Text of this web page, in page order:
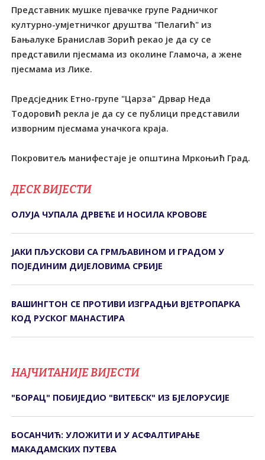
Представник мушке пјевачке групе Радничког
културно-умјетничког друштва "Пелагић" из
Бањалуке Бранислав Зорић рекао је да су се
представили пјесмама из околине Гламоча, а жене
пјесмама из Лике.
Предсједник Етно-групе "Царза" Дрвар Неда
Тодоровић рекла је да су се публици представили
изворним пјесмама уначкога краја.
Покровитељ манифестаје је општина Мркоњић Град.
ДЕСК ВИЈЕСТИ
ОЛУЈА ЧУПАЛА ДРВЕЋЕ И НОСИЛА КРОВОВЕ
ЈАКИ ПЉУСКОВИ СА ГРМЉАВИНОМ И ГРАДОМ У
ПОЈЕДИНИМ ДИЈЕЛОВИМА СРБИЈЕ
ВАШИНГТОН СЕ ПРОТИВИ ИЗГРАДЊИ ВЈЕТРОПАРКА
КОД РУСКОГ МАНАСТИРА
НАЈЧИТАНИЈЕ ВИЈЕСТИ
"БОРАЦ" ПОБИЈЕДИО "ВИТЕБСК" ИЗ БЈЕЛОРУСИЈЕ
БОСАНЧИЋ: УЛОЖИТИ И У АСФАЛТИРАЊЕ
МАКАДАМСКИХ ПУТЕВА